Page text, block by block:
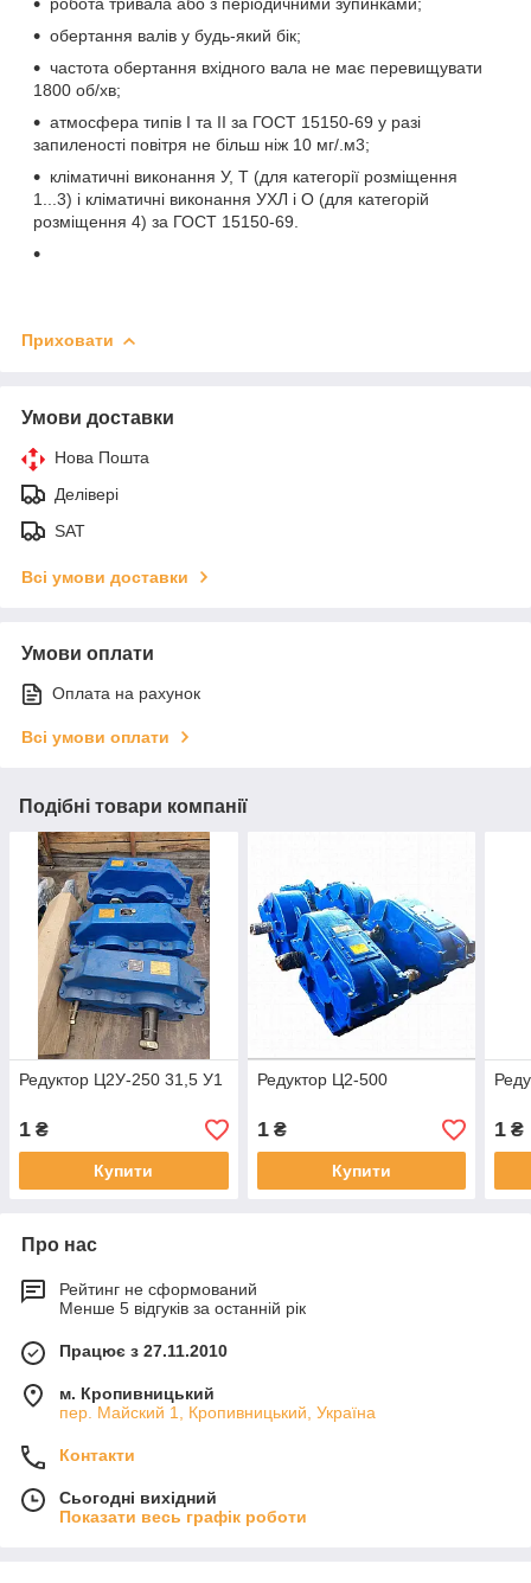
робота тривала або з періодичними зупинками;
обертання валів у будь-який бік;
частота обертання вхідного вала не має перевищувати
1800 об/хв;
атмосфера типів I та II за ГОСТ 15150-69 у разі
запиленості повітря не більш ніж 10 мг/.м3;
кліматичні виконання У, Т (для категорії розміщення
1...3) і кліматичні виконання УХЛ і О (для категорій
розміщення 4) за ГОСТ 15150-69.
Приховати
Умови доставки
Нова Пошта
Делівері
SAT
Всі умови доставки
Умови оплати
Оплата на рахунок
Всі умови оплати
Подібні товари компанії
Редуктор Ц2У-250 31,5 У1
1 ₴
Купити
Редуктор Ц2-500
1₴
Купити
1 ₴
Про нас
Рейтинг не сформований
Менше 5 відгуків за останній рік
Працює з 27.11.2010
м. Кропивницький
пер. Майский 1, Кропивницький, Україна
Контакти
Сьогодні вихідний
Показати весь графік роботи